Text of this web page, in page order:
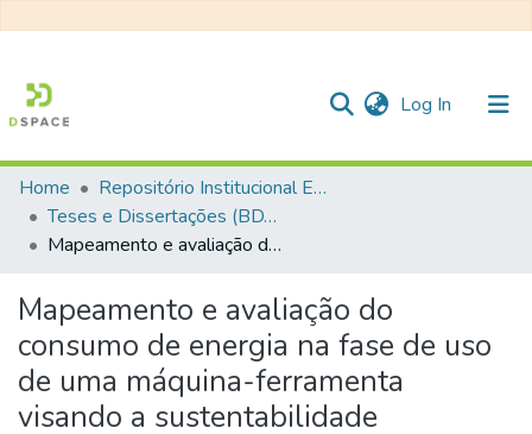
Log In (current)
Communities & Collections
All of DSpace
Statistics
Home
Repositório Institucional EESC
Teses e Dissertações (BDTD USP)
Mapeamento e avaliação do consumo de energia na fase de uso de uma máquina-ferramenta visando a sustentabilidade
Mapeamento e avaliação do
consumo de energia na fase de uso
de uma máquina-ferramenta
visando a sustentabilidade